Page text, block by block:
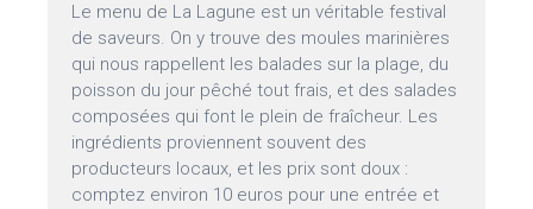
Le menu de La Lagune est un véritable festival
de saveurs. On y trouve des moules marinières
qui nous rappellent les balades sur la plage, du
poisson du jour pêché tout frais, et des salades
composées qui font le plein de fraîcheur. Les
ingrédients proviennent souvent des
producteurs locaux, et les prix sont doux :
comptez environ 10 euros pour une entrée et